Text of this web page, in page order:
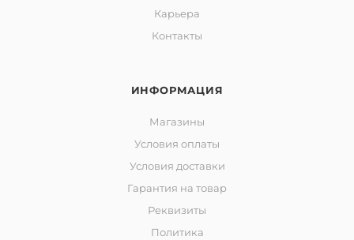
Карьера
Контакты
ИНФОРМАЦИЯ
Магазины
Условия оплаты
Условия доставки
Гарантия на товар
Реквизиты
Политика